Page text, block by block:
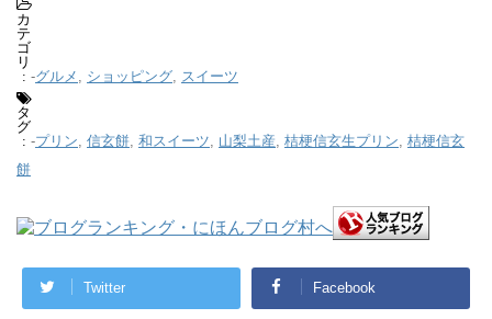
カ
テ
ゴ
リ
: -グルメ ショッピング スイーツ
タ
グ
: -プリン 信玄餅 和スイーツ 山梨土産 桔梗信玄生プリン 桔梗信玄
餅
Twitter Facebook